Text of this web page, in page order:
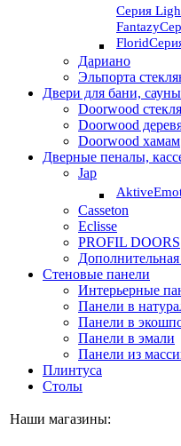
Серия
Fantazy
Florid
Дариано
Эльпорта
Двери для бани, сауны
Doorwood
Doorwood
Doorwood хамам
Дверные пеналы,
Jap
Aktive
Casseton
Eclisse
PROFIL DOORS
Стеновые панели
Интерьерные
Панели в
Панели в
Панели в эмали
Панели из
Плинтуса
Столы
Наши магазины: